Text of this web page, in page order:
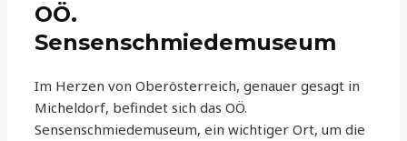
OÖ.
Sensenschmiedemuseum
Im Herzen von Oberösterreich, genauer gesagt in
Micheldorf, befindet sich das OÖ.
Sensenschmiedemuseum, ein wichtiger Ort, um die